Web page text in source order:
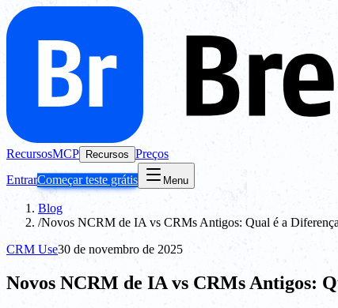
RecursosMCP Recursos Preços
EntrarComeçar teste grátis Menu
Blog
/Novos NCRM de IA vs CRMs Antigos: Qual é a
CRM Use30 de novembro de 2025
Novos NCRM de IA vs CRMs Antigos: